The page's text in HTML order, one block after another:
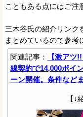
こともある点にはご注
三木谷氏の紹介リンク
まとめているので参考
関連記事：
【激アツ
線契約で14,000ポイ
ーン開催。条件など
【↓